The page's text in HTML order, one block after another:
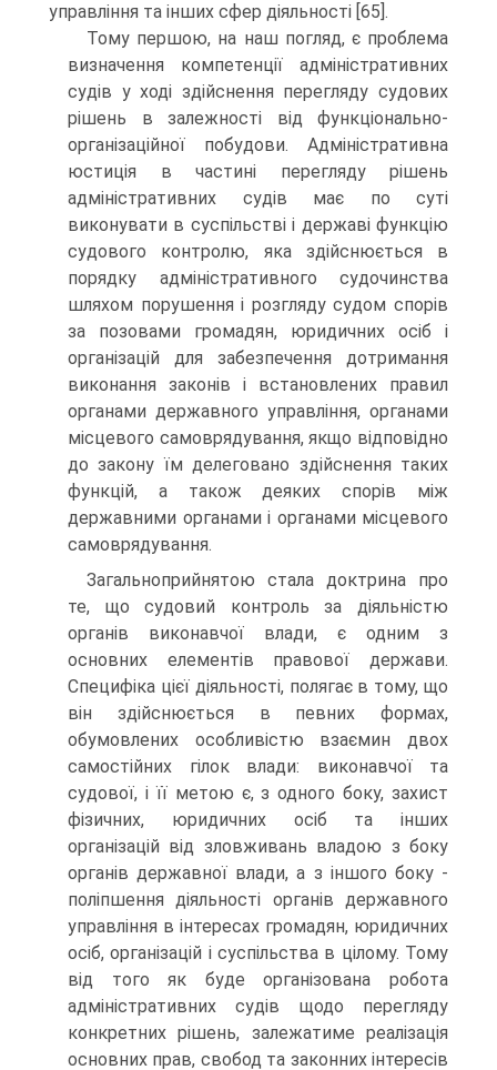
управління та інших сфер діяльності [65].
Тому першою, на наш погляд, є проблема
визначення компетенції адміністративних
судів у ході здійснення перегляду судових
рішень в залежності від функціонально-
організаційної побудови. Адміністративна
юстиція в частині перегляду рішень
адміністративних судів має по суті
виконувати в суспільстві і державі функцію
судового контролю, яка здійснюється в
порядку адміністративного судочинства
шляхом порушення і розгляду судом спорів
за позовами громадян, юридичних осіб і
організацій для забезпечення дотримання
виконання законів і встановлених правил
органами державного управління, органами
місцевого самоврядування, якщо відповідно
до закону їм делеговано здійснення таких
функцій, а також деяких спорів між
державними органами і органами місцевого
самоврядування.
Загальноприйнятою стала доктрина про
те, що судовий контроль за діяльністю
органів виконавчої влади, є одним з
основних елементів правової держави.
Специфіка цієї діяльності, полягає в тому, що
він здійснюється в певних формах,
обумовлених особливістю взаємин двох
самостійних гілок влади: виконавчої та
судової, і її метою є, з одного боку, захист
фізичних, юридичних осіб та інших
організацій від зловживань владою з боку
органів державної влади, а з іншого боку -
поліпшення діяльності органів державного
управління в інтересах громадян, юридичних
осіб, організацій і суспільства в цілому. Тому
від того як буде організована робота
адміністративних судів щодо перегляду
конкретних рішень, залежатиме реалізація
основних прав, свобод та законних інтересів